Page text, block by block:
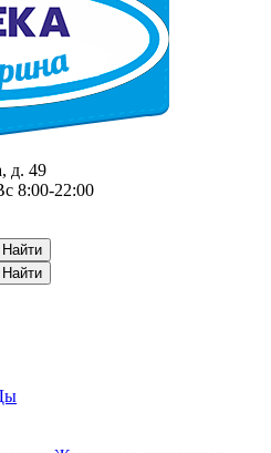
д. 49
8:00-22:00
Найти
Найти